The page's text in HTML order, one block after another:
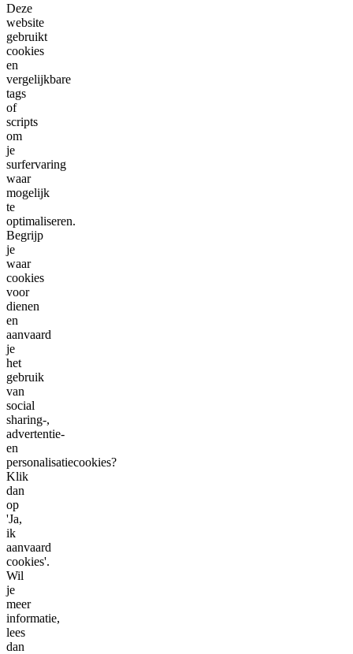
Deze
website
gebruikt
cookies
en
vergelijkbare
tags
of
scripts
om
je
surfervaring
waar
mogelijk
te
optimaliseren.
Begrijp
je
waar
cookies
voor
dienen
en
aanvaard
je
het
gebruik
van
social
sharing-,
advertentie-
en
personalisatiecookies?
Klik
dan
op
'Ja,
ik
aanvaard
cookies'.
Wil
je
meer
informatie,
lees
dan